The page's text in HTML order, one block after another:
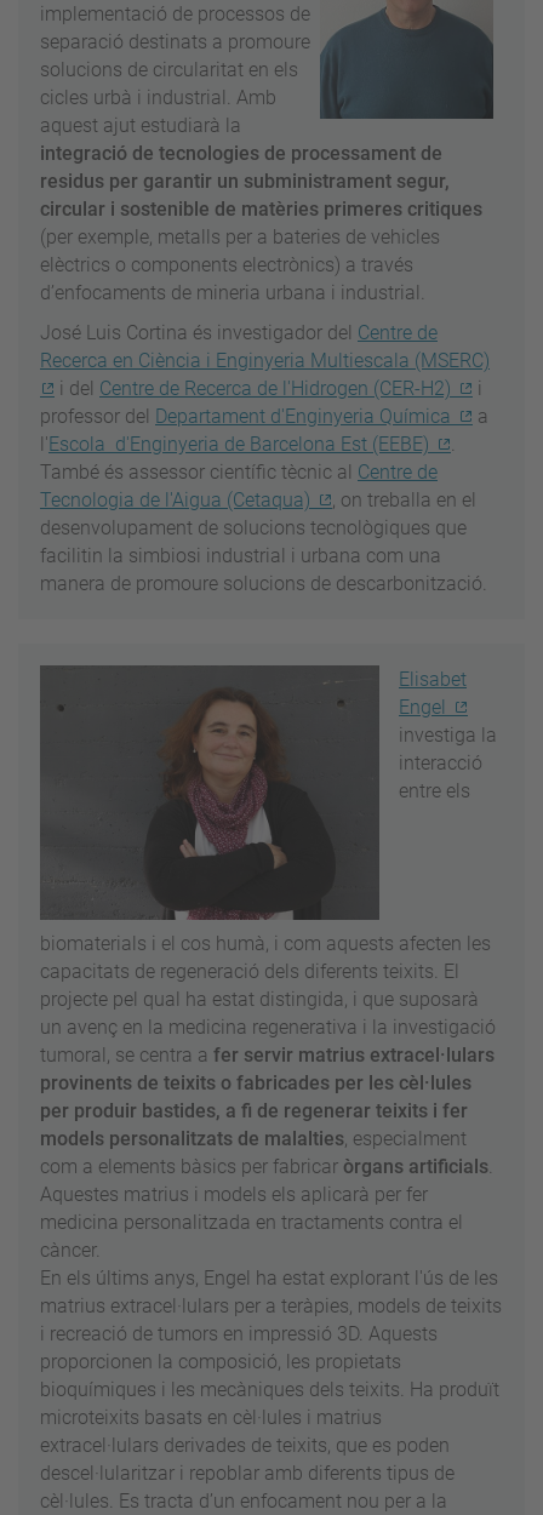
implementació de processos de
separació destinats a promoure
solucions de circularitat en els
cicles urbà i industrial. Amb
aquest ajut estudiarà la
integració de tecnologies de processament de
residus per garantir un subministrament segur,
circular i sostenible de matèries primeres critiques
(per exemple, metalls per a bateries de vehicles
elèctrics o components electrònics) a través
d’enfocaments de mineria urbana i industrial.
José Luis Cortina és investigador del Centre de
Recerca en Ciència i Enginyeria Multiescala (MSERC)
i del Centre de Recerca de l'Hidrogen (CER-H2)
i
professor del Departament d'Enginyeria Química
a
l'Escola d'Enginyeria de Barcelona Est (EEBE)
.
També és assessor científic tècnic al Centre de
Tecnologia de l'Aigua (Cetaqua)
, on treballa en el
desenvolupament de solucions tecnològiques que
facilitin la simbiosi industrial i urbana com una
manera de promoure solucions de descarbonització.
Elisabet
Engel
investiga la
interacció
entre els
biomaterials i el cos humà, i com aquests afecten les
capacitats de regeneració dels diferents teixits. El
projecte pel qual ha estat distingida, i que suposarà
un avenç en la medicina regenerativa i la investigació
tumoral, se centra a fer servir matrius extracel·lulars
provinents de teixits o fabricades per les cèl·lules
per produir bastides, a fi de regenerar teixits i fer
models personalitzats de malalties, especialment
com a elements bàsics per fabricar òrgans artificials.
Aquestes matrius i models els aplicarà per fer
medicina personalitzada en tractaments contra el
càncer.
En els últims anys, Engel ha estat explorant l'ús de les
matrius extracel·lulars per a teràpies, models de teixits
i recreació de tumors en impressió 3D. Aquests
proporcionen la composició, les propietats
bioquímiques i les mecàniques dels teixits. Ha produït
microteixits basats en cèl·lules i matrius
extracel·lulars derivades de teixits, que es poden
descel·lularitzar i repoblar amb diferents tipus de
cèl·lules. Es tracta d’un enfocament nou per a la